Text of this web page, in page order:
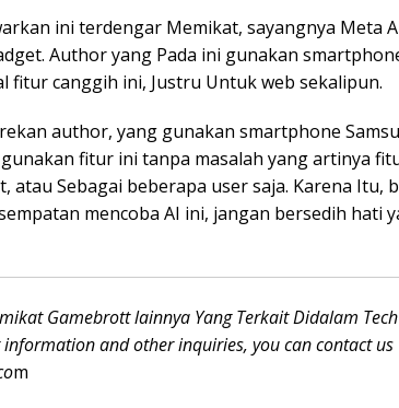
ini terdengar Memikat, sayangnya Meta
Author yang Pada ini gunakan
fitur canggih ini, Justru Untuk web sekalipun.
author, yang gunakan smartphone
fitur ini tanpa masalah yang artinya
atau Sebagai beberapa user saja. Karena Itu,
mencoba AI ini, jangan bersedih hati
Gamebrottlainnya Yang Terkait Didalam Tech
and other inquiries, you can contact us
m